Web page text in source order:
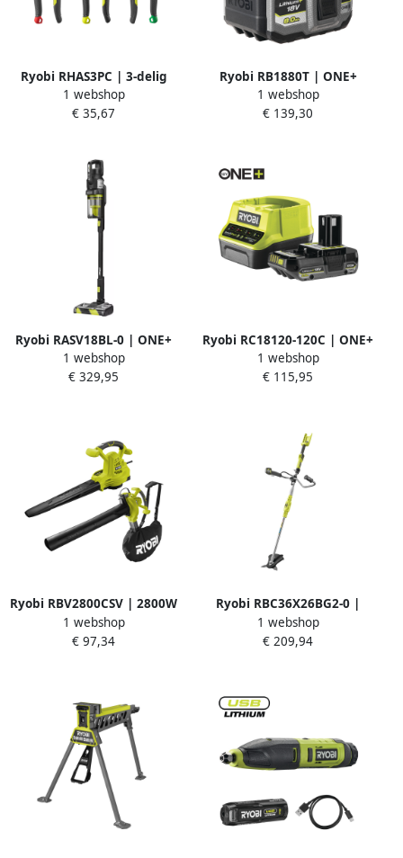
Ryobi RHAS3PC | 3-delig
Plaatscharenset
5132006054
1 webshop
€ 35,67
Ryobi RB1880T | ONE+
8.0Ah accu 5133006264
1 webshop
€ 139,30
Ryobi RASV18BL-0 | ONE+
18V Brushless zilver anti-
klit steelstofzuiger (excl.
1 webshop
€ 329,95
Ryobi RC18120-120C | ONE+
18V 1x 2.0Ah accu en
laderset 5133005090
1 webshop
€ 115,95
Ryobi RBV2800CSV | 2800W
Bladblazer 5133004883
1 webshop
€ 97,34
Ryobi RBC36X26BG2-0 |
Max Power 36V 26cm
bosmaaier lijntrimmer (excl.
1 webshop
€ 209,94